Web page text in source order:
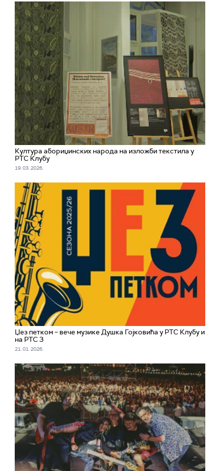
Култура абориџинских народа на изложби текстила у
РТС Клубу
19. 03. 2026.
Џез петком – вече музике Душка Гојковића у РТС Клубу и
на РТС 3
21. 01. 2026.